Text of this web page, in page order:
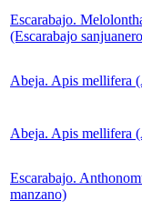
Escarabajo.
(Escarabajo
Abeja. Apis mellifera
Abeja. Apis mellifera
Escarabajo.
manzano)